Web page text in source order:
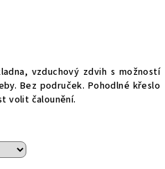
vzduchový zdvih s možností
Bez područek. Pohodlné křeslo
volit čalounění.